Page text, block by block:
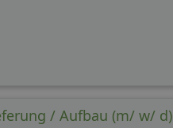
/ Aufbau (m/ w/ d)